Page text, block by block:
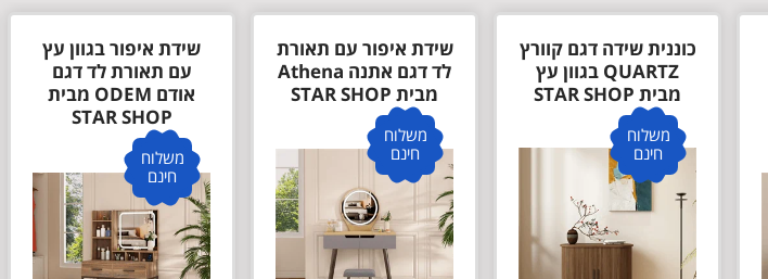
כוננית שידה דגם קוורץ
QUARTZ בגוון עץ
מבית STAR SHOP
משלוח
חינם
שידת איפור עם תאורת
לד דגם אתנה Athena
מבית STAR SHOP
משלוח
חינם
שידת איפור בגוון עץ
עם תאורת לד דגם
אודם ODEM מבית
STAR SHOP
משלוח
חינם